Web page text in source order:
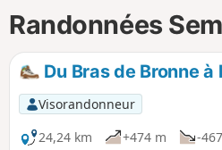
Randonnées
Du Bras de Bronne à
Visorandonneur
24,24 km
+474 m -